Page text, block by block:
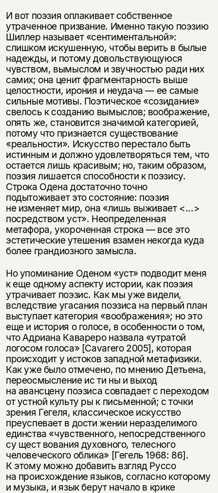
И вот поэзия оплакивает собственное
утраченное призвание. Именно такую поэзию
Шиллер называет «сентиментальной»:
слишком искушенную, чтобы верить в былые
надежды, и потому довольствующуюся
чувством, вымыслом и звучностью ради них
самих; она ценит фрагментарность выше
целостности, ирония и неудача — ее самые
сильные мотивы. Поэтическое «созидание»
свелось к созданию вымыслов; воображение,
опять же, становится значимой категорией,
потому что признается существование
«реальности». Искусство перестало быть
истинным и должно удовлетворяться тем, что
остается лишь красивым; но, таким образом,
поэзия лишается способности к поэзису.
Строка Одена достаточно точно
подытоживает это состояние: поэзия
не изменяет мир, она «лишь выживает <...>
посредством уст». Неопределенная
метафора, укороченная строка — все это
эстетические утешения взамен некогда куда
более грандиозного замысла.
Но упоминание Оденом «уст» подводит меня
к еще одному аспекту истории, как поэзия
утрачивает поэзис. Как мы уже видели,
вследствие угасания поэзиса на первый план
выступает категория «воображения»; но это
еще и история о голосе, в особенности о том,
что Адриана Кавареро назвала «утратой
логосом голоса» [Cavarero 2005], которая
происходит у истоков западной метафизики.
Как уже было отмечено, по мнению Детьена,
переосмысление ис ти ны и выход
на авансцену поэзиса совпадает с переходом
от устной культу ры к письменной; с точки
зрения Гегеля, классическое искусство
преуспевает в дости жении неразделимого
единства «чувственного, непосредственного
су щест вования духовного, телесного
человеческого облика» [Гегель 1968: 86].
К этому можно добавить взгляд Руссо
на происхождение языков, согласно которому
и музыка, и язык берут начало в крике
Подписка на рассылку
Раз в неделю мы отправляем рассылку
о книгах и событиях «НЛО».
За подписку дарим промокод на
скидку 15%
Я соглашаюсь сПолитикой конфиденциальности
подписаться
Этой книги временно
нет в продаже.
Вы можете подписаться на
уведомления, и при поступлении книги
на склад получить письмо на указанный
электронный адрес.
Я соглашаюсь сПолитикой конфиденциальности
подписаться
Эта книга
не предназначена для
несовершеннолетних
Скажите, пожалуйста,
вам уже исполнилось 18 лет?
да
нет, вернуться назад